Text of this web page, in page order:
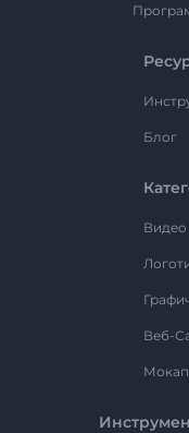
Блог
Видео
Веб-
Мокап